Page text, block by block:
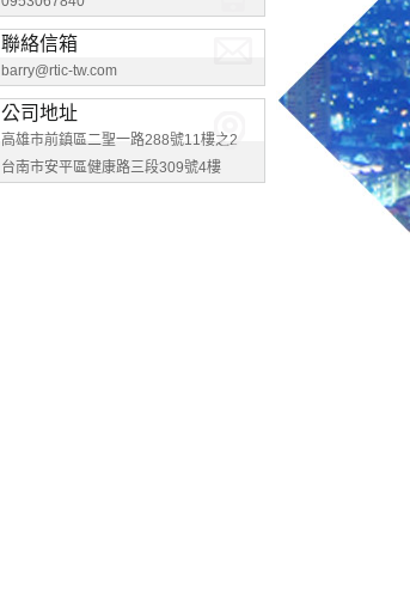
聯絡信箱
barry@rtic-tw.com
公司地址
高雄市前鎮區二聖一路288號11樓之2
台南市安平區健康路三段309號4樓